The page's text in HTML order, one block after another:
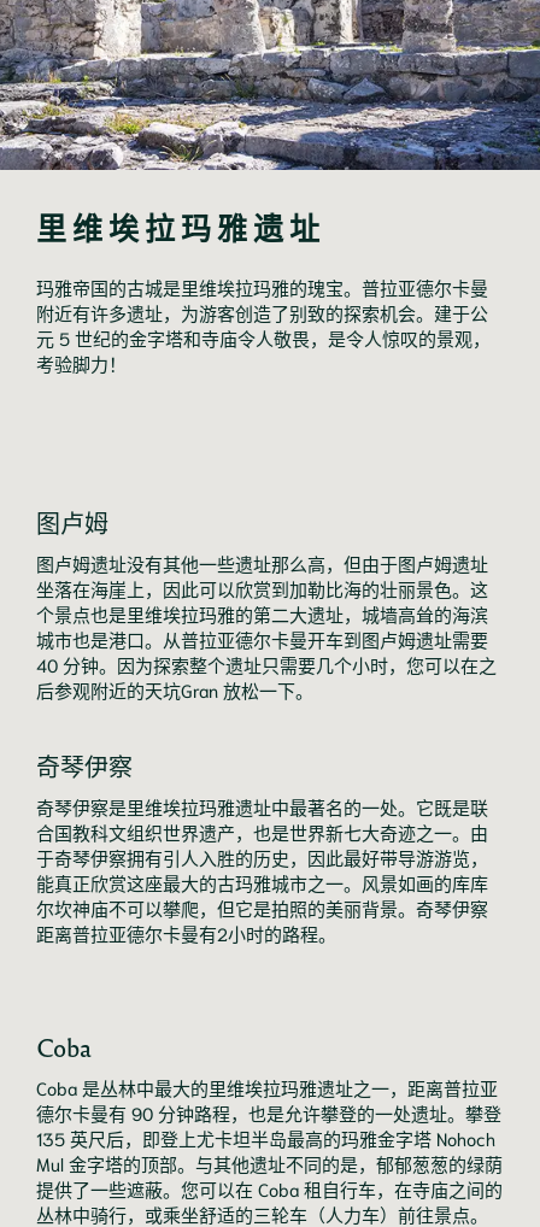
里维埃拉玛雅遗址
玛雅帝国的古城是里维埃拉玛雅的瑰宝。普拉亚德尔卡曼
附近有许多遗址，为游客创造了别致的探索机会。建于公
元 5 世纪的金字塔和寺庙令人敬畏，是令人惊叹的景观，
考验脚力！
图卢姆
图卢姆遗址没有其他一些遗址那么高，但由于图卢姆遗址
坐落在海崖上，因此可以欣赏到加勒比海的壮丽景色。这
个景点也是里维埃拉玛雅的第二大遗址，城墙高耸的海滨
城市也是港口。从普拉亚德尔卡曼开车到图卢姆遗址需要
40 分钟。因为探索整个遗址只需要几个小时，您可以在之
后参观附近的天坑Gran 放松一下。
奇琴伊察
奇琴伊察是里维埃拉玛雅遗址中最著名的一处。它既是联
合国教科文组织世界遗产，也是世界新七大奇迹之一。由
于奇琴伊察拥有引人入胜的历史，因此最好带导游游览，
能真正欣赏这座最大的古玛雅城市之一。风景如画的库库
尔坎神庙不可以攀爬，但它是拍照的美丽背景。奇琴伊察
距离普拉亚德尔卡曼有2小时的路程。
Coba
Coba 是丛林中最大的里维埃拉玛雅遗址之一，距离普拉亚
德尔卡曼有 90 分钟路程，也是允许攀登的一处遗址。攀登
135 英尺后，即登上尤卡坦半岛最高的玛雅金字塔 Nohoch
Mul 金字塔的顶部。与其他遗址不同的是，郁郁葱葱的绿荫
提供了一些遮蔽。您可以在 Coba 租自行车，在寺庙之间的
丛林中骑行，或乘坐舒适的三轮车（人力车）前往景点。